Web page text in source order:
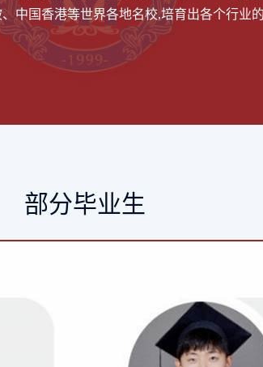
中国香港等世界各地名校,培育出各个行业
部分毕业生